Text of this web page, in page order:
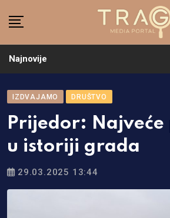
Najnovije
IZDVAJAMO DRUŠTVO
Prijedor:
u istoriji grada
29.03.2025 13:44